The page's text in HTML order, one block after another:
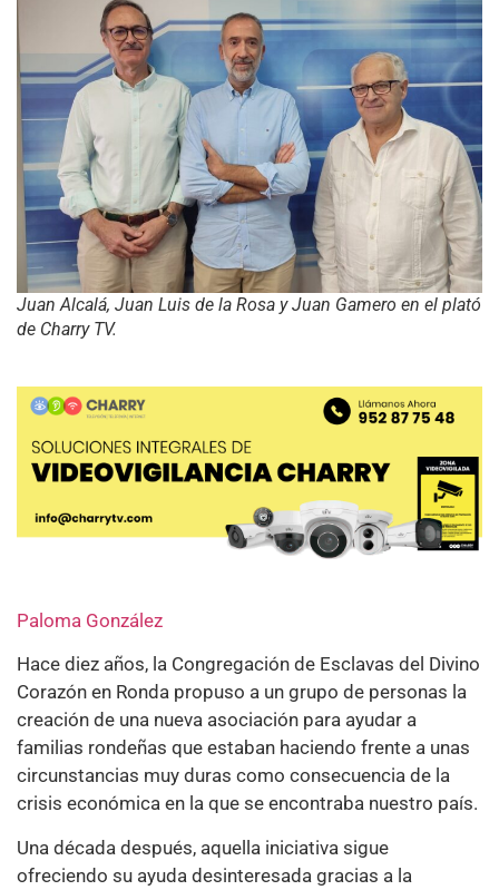
Juan Alcalá, Juan Luis de la Rosa y Juan Gamero en el plató
de Charry TV.
Paloma González
Hace diez años, la Congregación de Esclavas del Divino
Corazón en Ronda propuso a un grupo de personas la
creación de una nueva asociación para ayudar a
familias rondeñas que estaban haciendo frente a unas
circunstancias muy duras como consecuencia de la
crisis económica en la que se encontraba nuestro país.
Una década después, aquella iniciativa sigue
ofreciendo su ayuda desinteresada gracias a la